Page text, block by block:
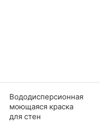
Вододисперсионная
моющаяся краска
для стен